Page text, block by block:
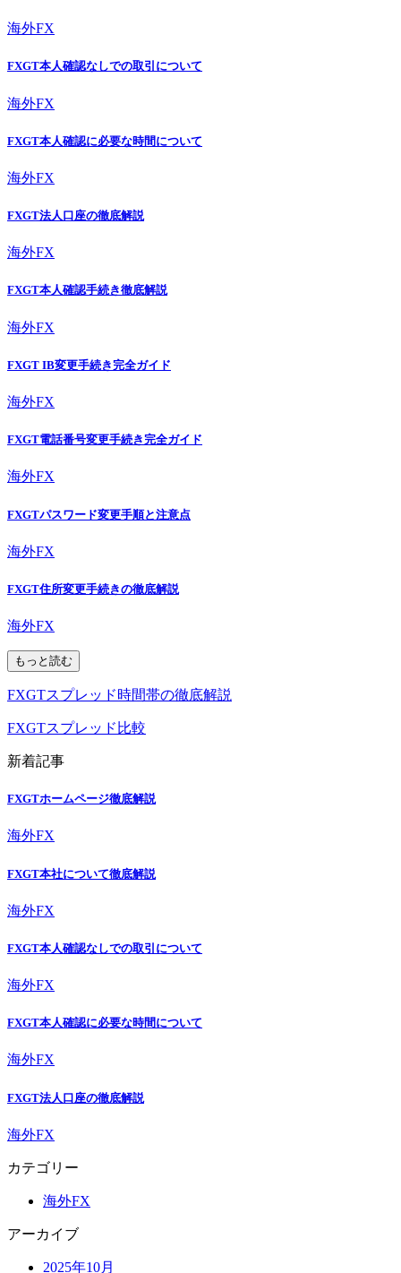
海外FX
FXGT本人確認なしでの取引について
海外FX
FXGT本人確認に必要な時間について
海外FX
FXGT法人口座の徹底解説
海外FX
FXGT本人確認手続き徹底解説
海外FX
FXGT IB変更手続き完全ガイド
海外FX
FXGT電話番号変更手続き完全ガイド
海外FX
FXGTパスワード変更手順と注意点
海外FX
FXGT住所変更手続きの徹底解説
海外FX
もっと読む
FXGTスプレッド時間帯の徹底解説
FXGTスプレッド比較
新着記事
FXGTホームページ徹底解説
海外FX
FXGT本社について徹底解説
海外FX
FXGT本人確認なしでの取引について
海外FX
FXGT本人確認に必要な時間について
海外FX
FXGT法人口座の徹底解説
海外FX
カテゴリー
海外FX
アーカイブ
2025年10月